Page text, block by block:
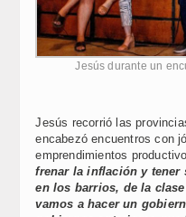
Jesús durante un
Jesús recorrió las
encabezó encuentros con
emprendimientos
frenar la inflación y tener
en los barrios, de la
vamos a hacer un